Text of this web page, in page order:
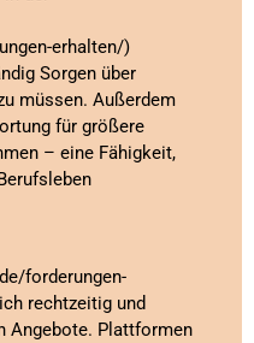
erhalten/)
Sorgen über
müssen. Außerdem
für größere
– eine Fähigkeit,
forderungen-
rechtzeitig und
Angebote. Plattformen